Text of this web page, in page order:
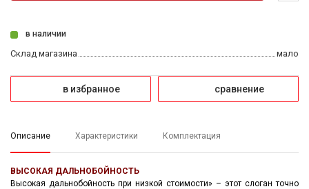
в наличии
Склад магазина мало
в избранное сравнение
Описание Характеристики Комплектация
ВЫСОКАЯ ДАЛЬНОБОЙНОСТЬ
Высокая дальнобойность при низкой стоимости» – этот слоган точно